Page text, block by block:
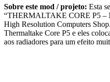
Sobre este mod / projeto: Esta
“THERMALTAKE CORE P5 –
High Resolution Computers
Thermaltake Core P5 e eles
aos radiadores para um efeito